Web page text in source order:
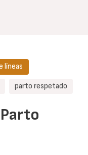
líneas
parto respetado